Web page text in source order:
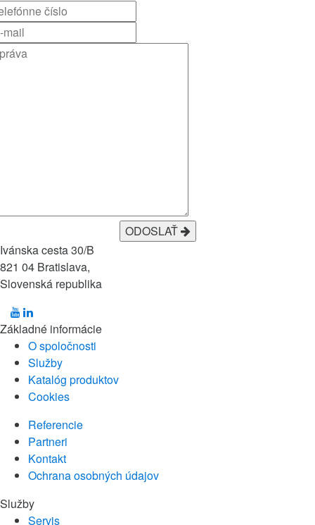
ODOSLAŤ
Ivánska cesta 30/B
821 04 Bratislava,
Slovenská republika
Základné informácie
O spoločnosti
Služby
Katalóg produktov
Cookies
Referencie
Partneri
Kontakt
Ochrana osobných údajov
Služby
Servis